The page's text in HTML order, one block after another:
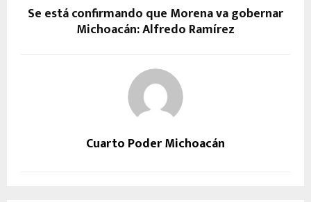
Se está confirmando que Morena va gobernar
Michoacán: Alfredo Ramírez
Cuarto Poder Michoacán